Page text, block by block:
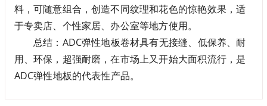
料，可随意组合，创造不同纹理和花色的惊艳效果，适
于专卖店、个性家居、办公室等地方使用。
总结：ADC弹性地板卷材具有无接缝、低保养、耐
用、环保，超强耐磨，在市场上又开始大面积流行，是
ADC弹性地板的代表性产品。